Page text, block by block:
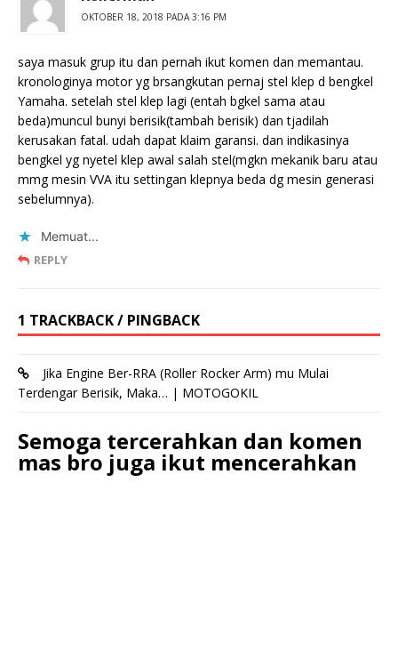
OKTOBER 18, 2018 PADA 3:16 PM
saya masuk grup itu dan pernah ikut komen dan memantau.
kronologinya motor yg brsangkutan pernaj stel klep d bengkel
Yamaha. setelah stel klep lagi (entah bgkel sama atau
beda)muncul bunyi berisik(tambah berisik) dan tjadilah
kerusakan fatal. udah dapat klaim garansi. dan indikasinya
bengkel yg nyetel klep awal salah stel(mgkn mekanik baru atau
mmg mesin VVA itu settingan klepnya beda dg mesin generasi
sebelumnya).
Memuat...
REPLY
1 TRACKBACK / PINGBACK
Jika Engine Ber-RRA (Roller Rocker Arm) mu Mulai
Terdengar Berisik, Maka… | MOTOGOKIL
Semoga tercerahkan dan komen
mas bro juga ikut mencerahkan